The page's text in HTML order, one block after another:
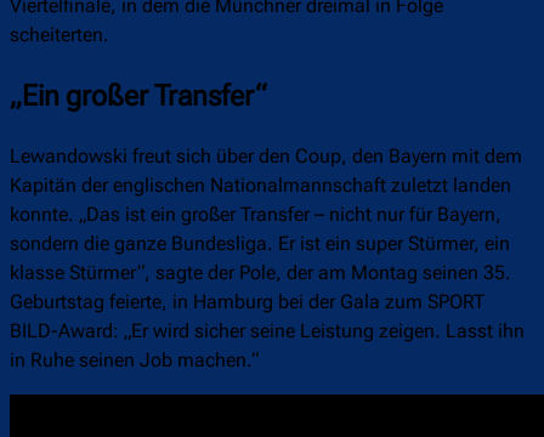
Viertelfinale, in dem die Münchner dreimal in Folge
scheiterten.
„Ein großer Transfer“
Lewandowski freut sich über den Coup, den Bayern mit dem
Kapitän der englischen Nationalmannschaft zuletzt landen
konnte. „Das ist ein großer Transfer – nicht nur für Bayern,
sondern die ganze Bundesliga. Er ist ein super Stürmer, ein
klasse Stürmer“, sagte der Pole, der am Montag seinen 35.
Geburtstag feierte, in Hamburg bei der Gala zum SPORT
BILD-Award: „Er wird sicher seine Leistung zeigen. Lasst ihn
in Ruhe seinen Job machen.“